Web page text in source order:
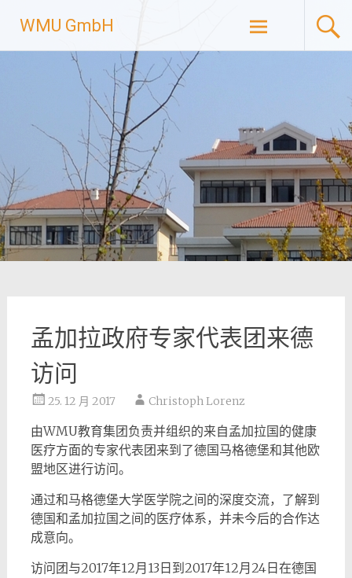
content
WMU GmbH
孟加拉政府专家代表团来德
访问
25. 12 月 2017 Christoph Lorenz
由WMU教育集团负责并组织的来自孟加拉国的健康
医疗方面的专家代表团来到了德国马格德堡和其他欧
盟地区进行访问。
通过和马格德堡大学医学院之间的深度交流，了解到
德国和孟加拉国之间的医疗体系，并未今后的合作达
成意向。
访问团与2017年12月13日到2017年12月24日在德国